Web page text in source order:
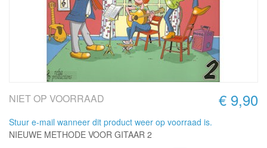
€ 9,90
NIET OP VOORRAAD
Stuur e-mail wanneer dit product weer op voorraad is.
NIEUWE METHODE VOOR GITAAR 2